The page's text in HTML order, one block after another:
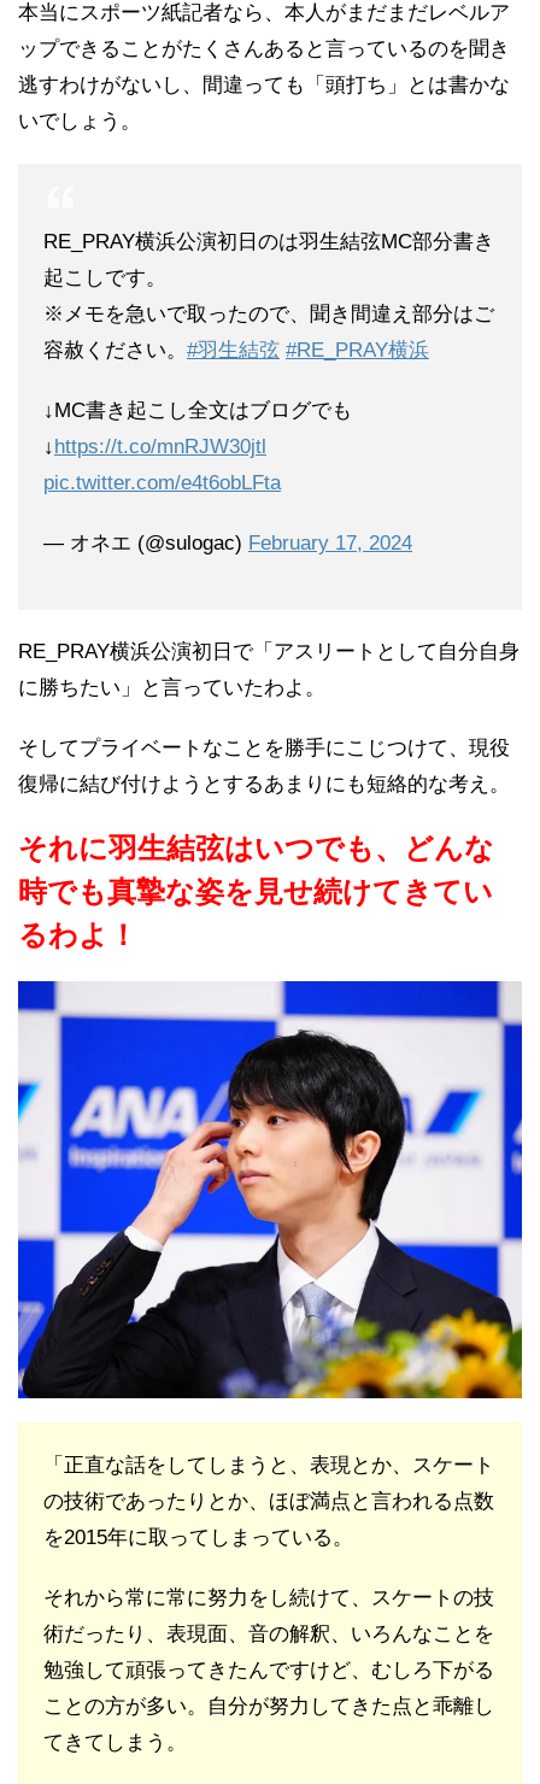
本当にスポーツ紙記者なら、本人がまだまだレベルア
ップできることがたくさんあると言っているのを聞き
逃すわけがないし、間違っても「頭打ち」とは書かな
いでしょう。
RE_PRAY横浜公演初日のは羽生結弦MC部分書き
起こしです。
※メモを急いで取ったので、聞き間違え部分はご
容赦ください。 #羽生結弦 #RE_PRAY横浜
↓MC書き起こし全文はブログでも
↓https://t.co/mnRJW30jtl
pic.twitter.com/e4t6obLFta
— オネエ (@sulogac) February 17, 2024
RE_PRAY横浜公演初日で「アスリートとして自分自身
に勝ちたい」と言っていたわよ。
そしてプライベートなことを勝手にこじつけて、現役
復帰に結び付けようとするあまりにも短絡的な考え。
それに羽生結弦はいつでも、どんな
時でも真摯な姿を見せ続けてきてい
るわよ！
「正直な話をしてしまうと、表現とか、スケート
の技術であったりとか、ほぼ満点と言われる点数
を2015年に取ってしまっている。
それから常に常に努力をし続けて、スケートの技
術だったり、表現面、音の解釈、いろんなことを
勉強して頑張ってきたんですけど、むしろ下がる
ことの方が多い。自分が努力してきた点と乖離し
てきてしまう。